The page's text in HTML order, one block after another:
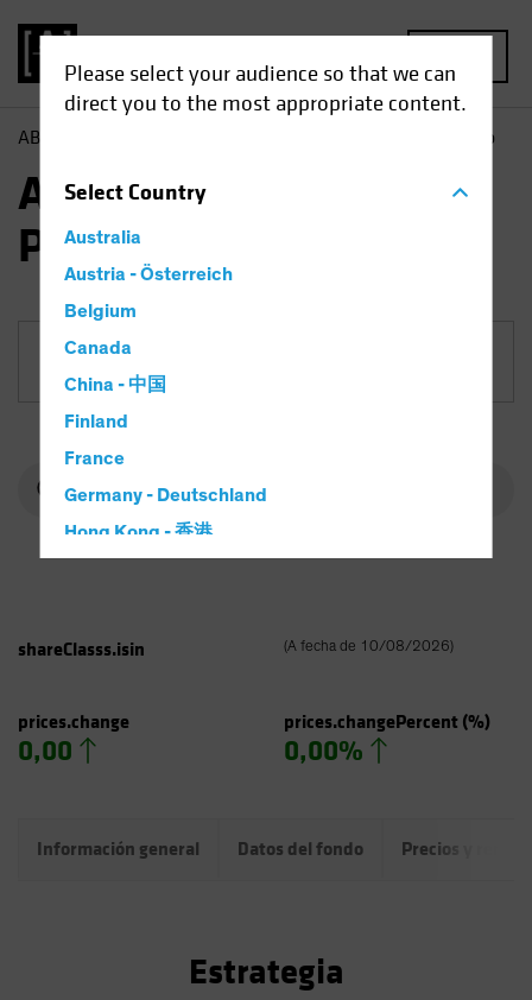
Please select your audience so that we can
direct you to the most appropriate content.
SelectCountry
Australia
Austria - Österreich
Belgium
Canada
China - 中国
Finland
France
Germany - Deutschland
Hong Kong - 香港
Italy - Italia
Latin America
Luxembourg and Other EMEA
AB Renta Variable | AB European Equity Portfolio
AB European Equity
Portfolio
shareClasss.isin (A fecha de 10/08/2026)
prices.change
0,00
prices.changePercent(%)
0,00%
Información general Datos del fondo Precios y
Estrategia